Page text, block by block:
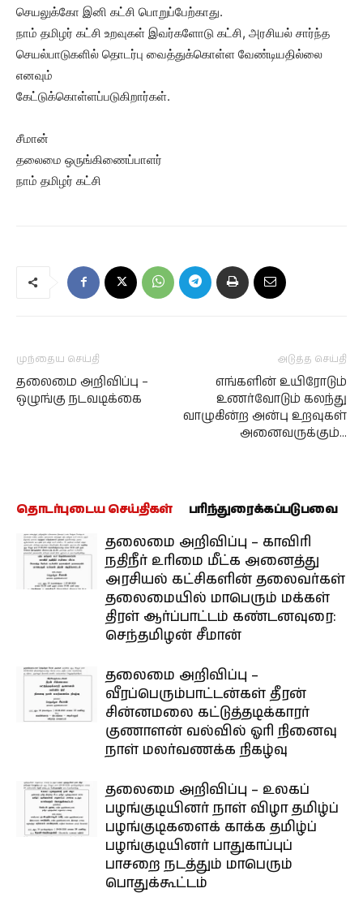
செயலுக்கோ இனி கட்சி பொறுப்பேற்காது.
நாம் தமிழர் கட்சி உறவுகள் இவர்களோடு கட்சி, அரசியல் சார்ந்த
செயல்பாடுகளில் தொடர்பு வைத்துக்கொள்ள வேண்டியதில்லை
எனவும்
கேட்டுக்கொள்ளப்படுகிறார்கள்.
சீமான்
தலைமை ஒருங்கிணைப்பாளர்
நாம் தமிழர் கட்சி
முந்தைய செய்தி
தலைமை அறிவிப்பு –
ஒழுங்கு நடவடிக்கை
அடுத்த செய்தி
எங்களின் உயிரோடும்
உணர்வோடும் கலந்து
வாழுகின்ற அன்பு உறவுகள்
அனைவருக்கும்…
தொடர்புடைய செய்திகள் பரிந்துரைக்கப்படுபவை
தலைமை அறிவிப்பு – காவிரி
நதிநீர் உரிமை மீட்க அனைத்து
அரசியல் கட்சிகளின் தலைவர்கள்
தலைமையில் மாபெரும் மக்கள்
திரள் ஆர்ப்பாட்டம் கண்டனவுரை:
செந்தமிழன் சீமான்
தலைமை அறிவிப்பு –
வீரப்பெரும்பாட்டன்கள் தீரன்
சின்னமலை கட்டுத்தடிக்காரர்
குணாளன் வல்வில் ஓரி நினைவு
நாள் மலர்வணக்க நிகழ்வு
தலைமை அறிவிப்பு – உலகப்
பழங்குடியினர் நாள் விழா தமிழ்ப்
பழங்குடிகளைக் காக்க தமிழ்ப்
பழங்குடியினர் பாதுகாப்புப்
பாசறை நடத்தும் மாபெரும்
பொதுக்கூட்டம்